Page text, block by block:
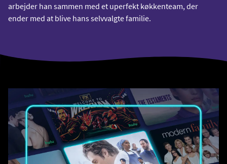
arbejder han sammen med et uperfekt køkkenteam, der
ender med at blive hans selvvalgte familie.